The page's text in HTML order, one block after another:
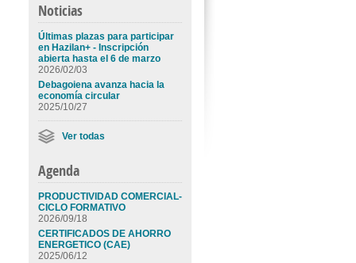
Noticias
Últimas plazas para participar
en Hazilan+ - Inscripción
abierta hasta el 6 de marzo
2026/02/03
Debagoiena avanza hacia la
economía circular
2025/10/27
Ver todas
Agenda
PRODUCTIVIDAD COMERCIAL-
CICLO FORMATIVO
2026/09/18
CERTIFICADOS DE AHORRO
ENERGETICO (CAE)
2025/06/12